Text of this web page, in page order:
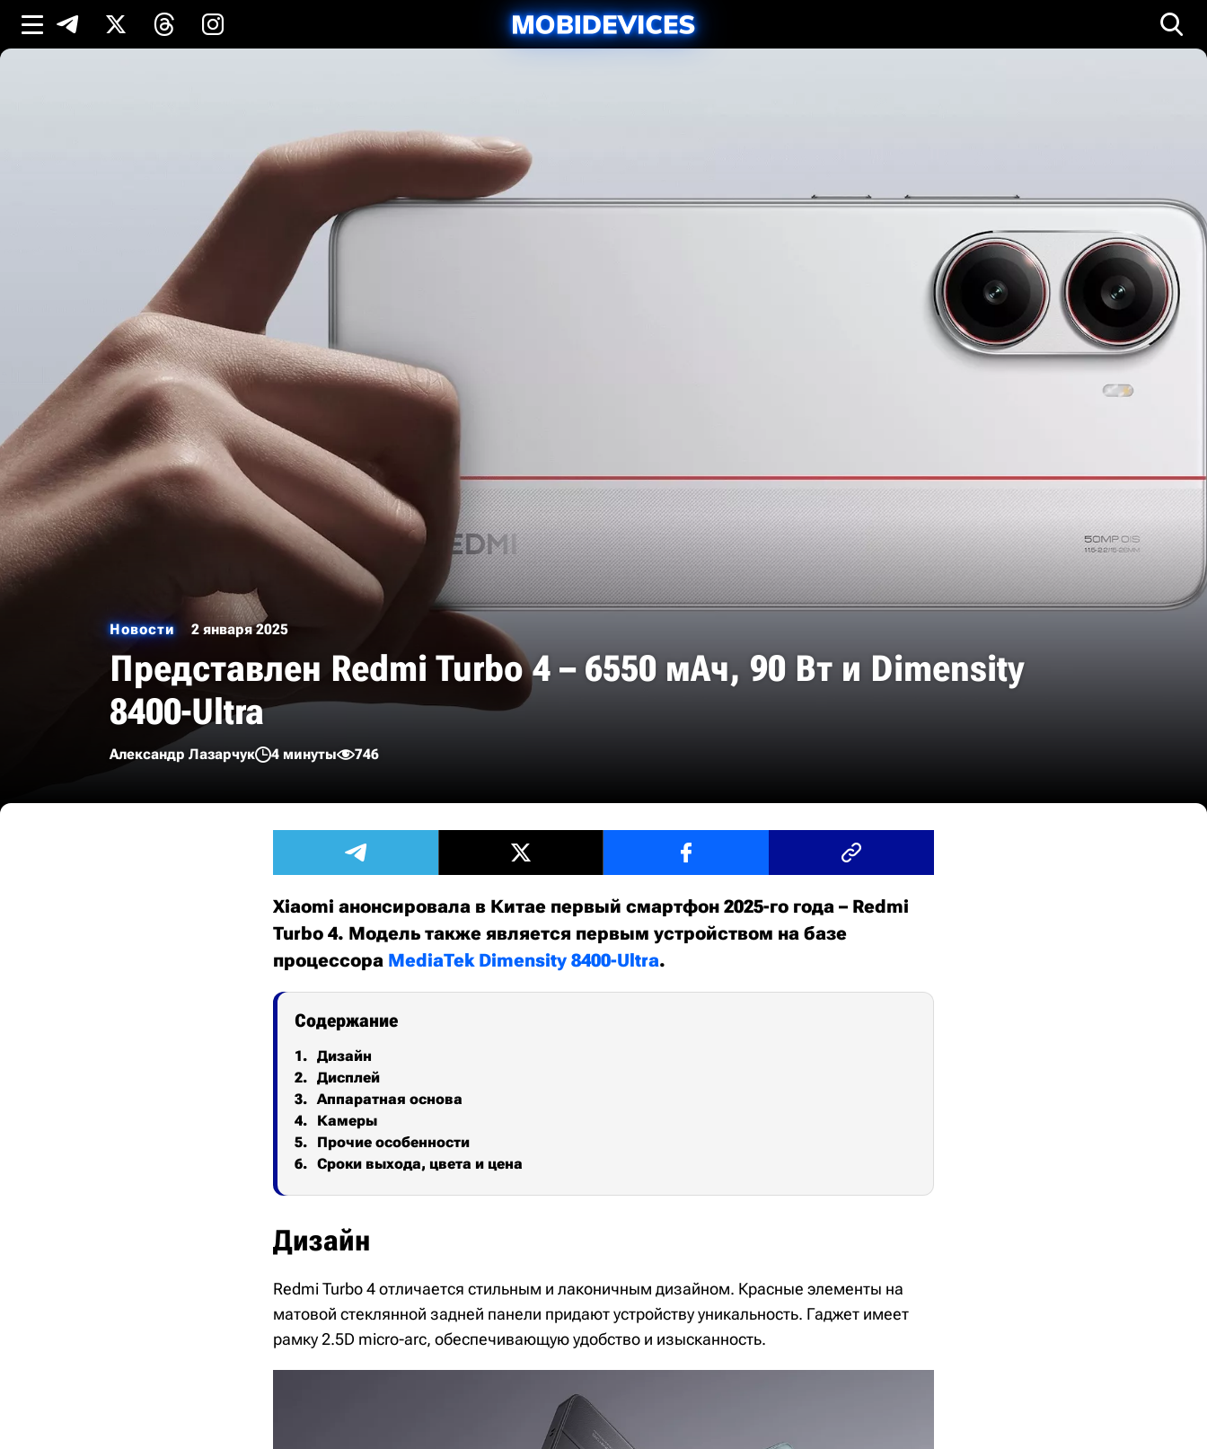
Новости 2 января 2025
Представлен Redmi Turbo 4 – 6550 мАч, 90 Вт и Dimensity
8400-Ultra
Александр Лазарчук 4 минуты 746
Xiaomi анонсировала в Китае первый смартфон 2025-го года – Redmi
Turbo 4. Модель также является первым устройством на базе
процессора MediaTek Dimensity 8400-Ultra.
Содержание
Дизайн
Дисплей
Аппаратная основа
Камеры
Прочие особенности
Сроки выхода, цвета и цена
Дизайн
Redmi Turbo 4 отличается стильным и лаконичным дизайном. Красные элементы на
матовой стеклянной задней панели придают устройству уникальность. Гаджет имеет
рамку 2.5D micro-arc, обеспечивающую удобство и изысканность.